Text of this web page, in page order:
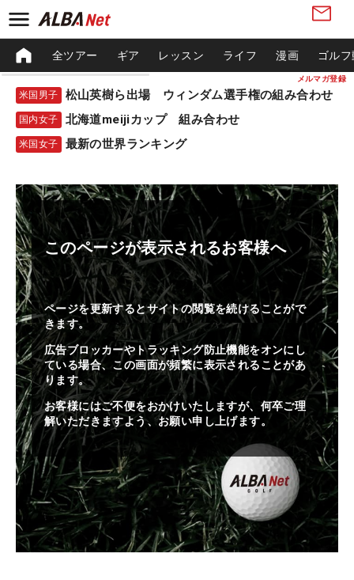
メルマガ登録
全ツアー ギア レッスン ライフ 漫画 ゴル
米国男子 松山英樹ら出場 ウィンダム選手権の組み合わせ
国内女子 北海道meijiカップ 組み合わせ
米国女子 最新の世界ランキング
このページが表示されるお客様へ
ページを更新するとサイトの閲覧を続けることがで
きます。
広告ブロッカーやトラッキング防止機能をオンにし
ている場合、この画面が頻繁に表示されることがあ
ります。
お客様にはご不便をおかけいたしますが、何卒ご理
解いただきますよう、お願い申し上げます。